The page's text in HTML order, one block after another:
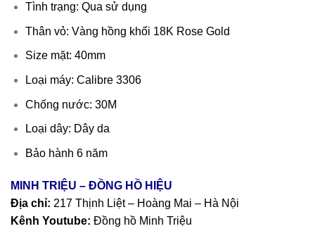
Tình trạng: Qua sử dụng
Thân vỏ: Vàng hồng khối 18K Rose Gold
Size mặt: 40mm
Loại máy: Calibre 3306
Chống nước: 30M
Loại dây: Dây da
Bảo hành 6 năm
MINH TRIỆU – ĐỒNG HỒ HIỆU
Địa chỉ: 217 Thịnh Liệt – Hoàng Mai – Hà Nội
Kênh Youtube: Đồng hồ Minh Triệu